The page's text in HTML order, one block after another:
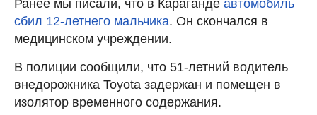
Ранее мы писали, что в Караганде автомобиль
сбил 12-летнего мальчика. Он скончался в
медицинском учреждении.
В полиции сообщили, что 51-летний водитель
внедорожника Toyota задержан и помещен в
изолятор временного содержания.